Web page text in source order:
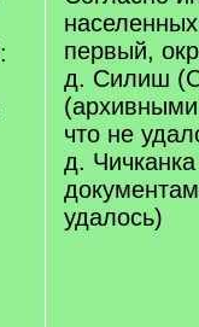
первый,
д. Силиш
что не
д.
удалось)